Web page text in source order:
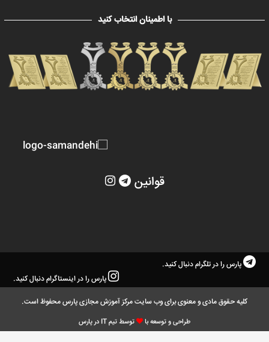
با اطمینان انتخاب کنید
قوانین
پارس را در تلگرام دنبال کنید.
پارس را در اینستاگرام دنبال کنید.
کلیه حقوق مادی و معنوی برای وب سایت مرکز آموزش مجازی پارس محفوظ است.
طراحی و توسعه با توسط تیم IT در پارس